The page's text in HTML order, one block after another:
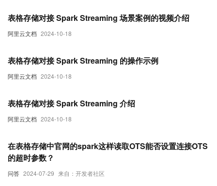
阿里云文档 2024-10-18
表格存储对接 Spark Streaming 场景案例的视频介绍
阿里云文档 2024-10-18
表格存储对接 Spark Streaming 的操作示例
阿里云文档 2024-10-18
表格存储对接 Spark Streaming 介绍
问答 2024-07-29 来自：开发者社区
在表格存储中官网的spark这样读取OTS能否设置连接OTS
的超时参数？